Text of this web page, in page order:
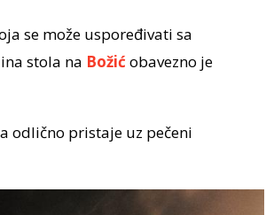
se može uspoređivati sa
stola na Božić obavezno je
odlično pristaje uz pečeni